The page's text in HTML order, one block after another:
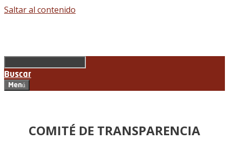
Saltar al contenido
Buscar
Menú
COMITÉ DE TRANSPARENCIA